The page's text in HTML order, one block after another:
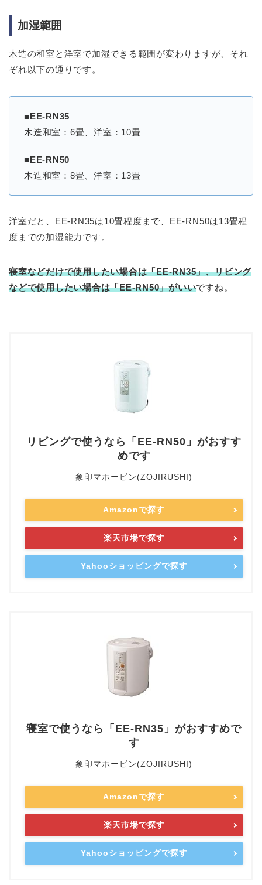
加湿範囲
木造の和室と洋室で加湿できる範囲が変わりますが、それ
ぞれ以下の通りです。
■EE-RN35
木造和室：6畳、洋室：10畳
■EE-RN50
木造和室：8畳、洋室：13畳
洋室だと、EE-RN35は10畳程度まで、EE-RN50は13畳程
度までの加湿能力です。
寝室などだけで使用したい場合は「EE-RN35」、リビング
などで使用したい場合は「EE-RN50」がいいですね。
リビングで使うなら「EE-RN50」がおすす
めです
象印マホービン(ZOJIRUSHI)
Amazonで探す
楽天市場で探す
Yahooショッピングで探す
寝室で使うなら「EE-RN35」がおすすめで
す
象印マホービン(ZOJIRUSHI)
Amazonで探す
楽天市場で探す
Yahooショッピングで探す